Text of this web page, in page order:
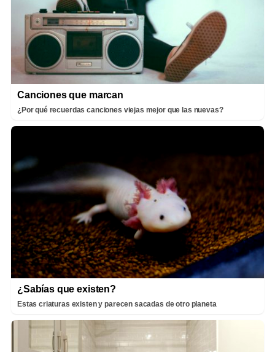
Canciones que marcan
¿Por qué recuerdas canciones viejas mejor que las nuevas?
¿Sabías que existen?
Estas criaturas existen y parecen sacadas de otro planeta